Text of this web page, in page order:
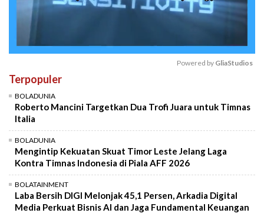
Powered by GliaStudios
Terpopuler
BOLADUNIA
Roberto Mancini Targetkan Dua Trofi Juara untuk Timnas
Italia
BOLADUNIA
Mengintip Kekuatan Skuat Timor Leste Jelang Laga
Kontra Timnas Indonesia di Piala AFF 2026
BOLATAINMENT
Laba Bersih DIGI Melonjak 45,1 Persen, Arkadia Digital
Media Perkuat Bisnis AI dan Jaga Fundamental Keuangan